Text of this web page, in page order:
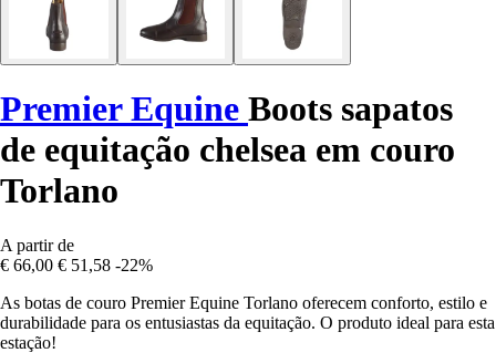
Premier Equine Boots sapatos
de equitação chelsea em couro
Torlano
A partir de
€ 66,00 € 51,58 -22%
As botas de couro Premier Equine Torlano oferecem conforto, estilo e
durabilidade para os entusiastas da equitação. O produto ideal para esta
estação!